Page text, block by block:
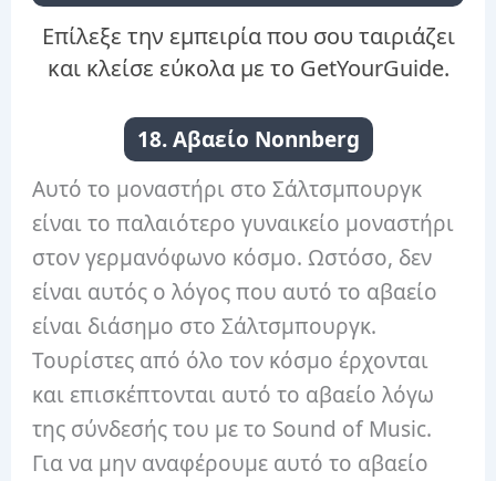
Επίλεξε την εμπειρία που σου ταιριάζει
και κλείσε εύκολα με το GetYourGuide.
18. Αβαείο Nonnberg
Αυτό το μοναστήρι στο Σάλτσμπουργκ
είναι το παλαιότερο γυναικείο μοναστήρι
στον γερμανόφωνο κόσμο. Ωστόσο, δεν
είναι αυτός ο λόγος που αυτό το αβαείο
είναι διάσημο στο Σάλτσμπουργκ.
Τουρίστες από όλο τον κόσμο έρχονται
και επισκέπτονται αυτό το αβαείο λόγω
της σύνδεσής του με το Sound of Music.
Για να μην αναφέρουμε αυτό το αβαείο